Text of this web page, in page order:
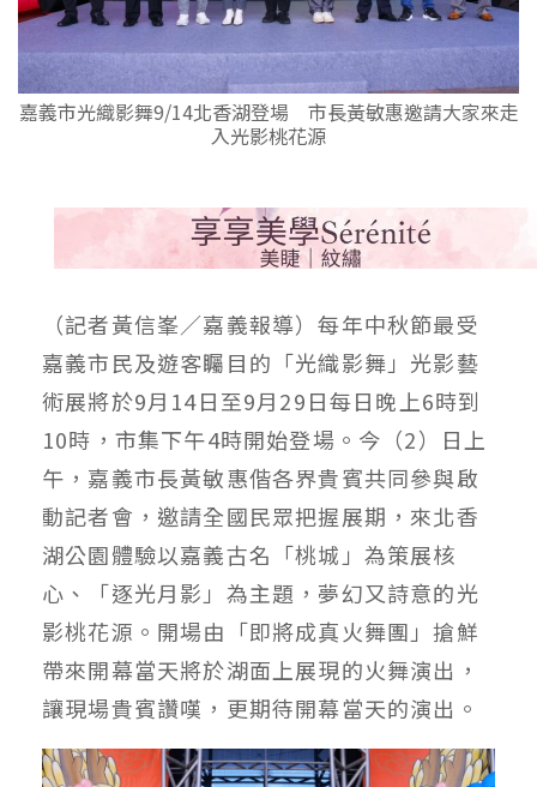
嘉義市光織影舞9/14北香湖登場 市長黃敏惠邀請大家來走
入光影桃花源
（記者黃信峯／嘉義報導）每年中秋節最受
嘉義市民及遊客矚目的「光織影舞」光影藝
術展將於9月14日至9月29日每日晚上6時到
10時，市集下午4時開始登場。今（2）日上
午，嘉義市長黃敏惠偕各界貴賓共同參與啟
動記者會，邀請全國民眾把握展期，來北香
湖公園體驗以嘉義古名「桃城」為策展核
心、「逐光月影」為主題，夢幻又詩意的光
影桃花源。開場由「即將成真火舞團」搶鮮
帶來開幕當天將於湖面上展現的火舞演出，
讓現場貴賓讚嘆，更期待開幕當天的演出。